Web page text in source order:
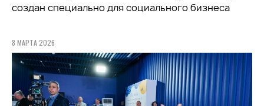
создан специально для социального бизнеса
8 МАРТА 2026